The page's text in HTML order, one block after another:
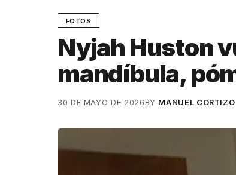
FOTOS
Nyjah Huston
mandíbula,
30 DE MAYO DE 2026BY MANUEL CORTIZO